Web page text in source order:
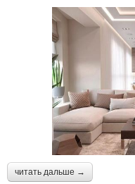
читать дальше →